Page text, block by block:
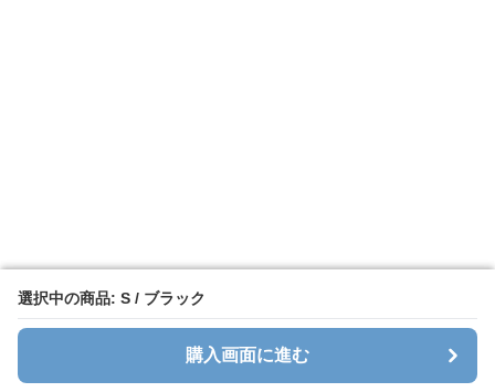
選択中の商品: S / ブラック
購入画面に進む
選択中の商品: S / ブラック
購入画面に進む